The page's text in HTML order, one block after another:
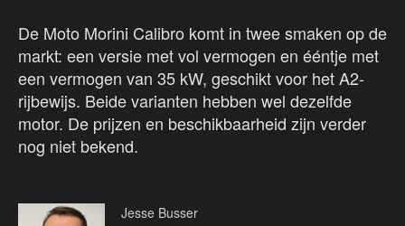
De Moto Morini Calibro komt in twee smaken op de
markt: een versie met vol vermogen en ééntje met
een vermogen van 35 kW, geschikt voor het A2-
rijbewijs. Beide varianten hebben wel dezelfde
motor. De prijzen en beschikbaarheid zijn verder
nog niet bekend.
Jesse Busser